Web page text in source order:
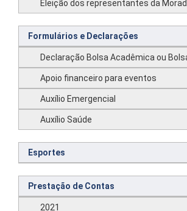
Eleição dos representantes da
Formulários e Declarações
Declaração Bolsa Acadêmica ou
Apoio financeiro para eventos
Auxílio Emergencial
Auxílio Saúde
Esportes
Prestação de Contas
2021